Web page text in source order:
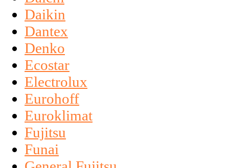
Daikin
Dantex
Denko
Ecostar
Electrolux
Eurohoff
Euroklimat
Fujitsu
Funai